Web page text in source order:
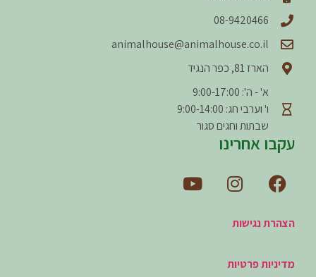
08-9420466
animalhouse@animalhouse.co.il
הארז 81, כפר הנגיד
א' - ה': 9:00-17:00
ו' וערבי חג: 9:00-14:00
שבתות וחגים סגור
עקבו אחרינו
הצהרת נגישות
מדיניות פרטיות